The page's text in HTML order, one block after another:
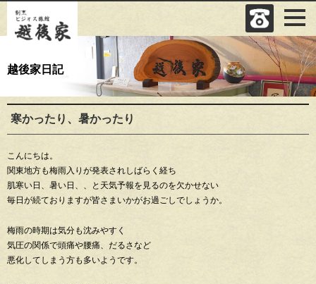
越後家日記
寒かったり、暑かったり
こんにちは。
関東地方も梅雨入りが発表されしばらく経ち
肌寒い日、暑い日、、と天気予報を見るのを欠かせない
毎日が続ておりますが皆さまいかがお過ごしでしょうか。
梅雨の時期は気分も沈みやすく
気圧の関係で頭痛や腰痛、だるさなど
悪化してしまう方も多いようです。